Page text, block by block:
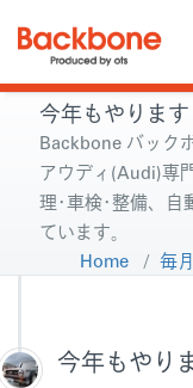
今年もやります
Backbone バック
アウディ(Audi)専
理･車検･整備、自
ています。
Home / 毎
今年もやり